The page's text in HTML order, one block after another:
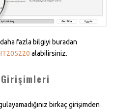
fazla bilgiyi buradan
alabilirsiniz.
Girişimleri
birkaç girişimden